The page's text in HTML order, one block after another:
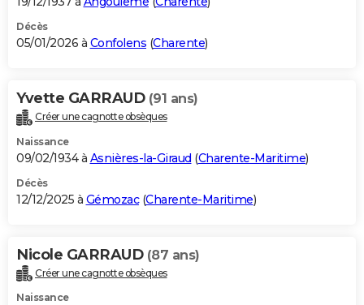
Décès
05/01/2026 à Confolens (Charente)
Yvette GARRAUD (91 ans)
Créer une cagnotte obsèques
Naissance
09/02/1934 à Asnières-la-Giraud (Charente-Maritime)
Décès
12/12/2025 à Gémozac(Charente-Maritime)
Nicole GARRAUD (87 ans)
Créer une cagnotte obsèques
Naissance